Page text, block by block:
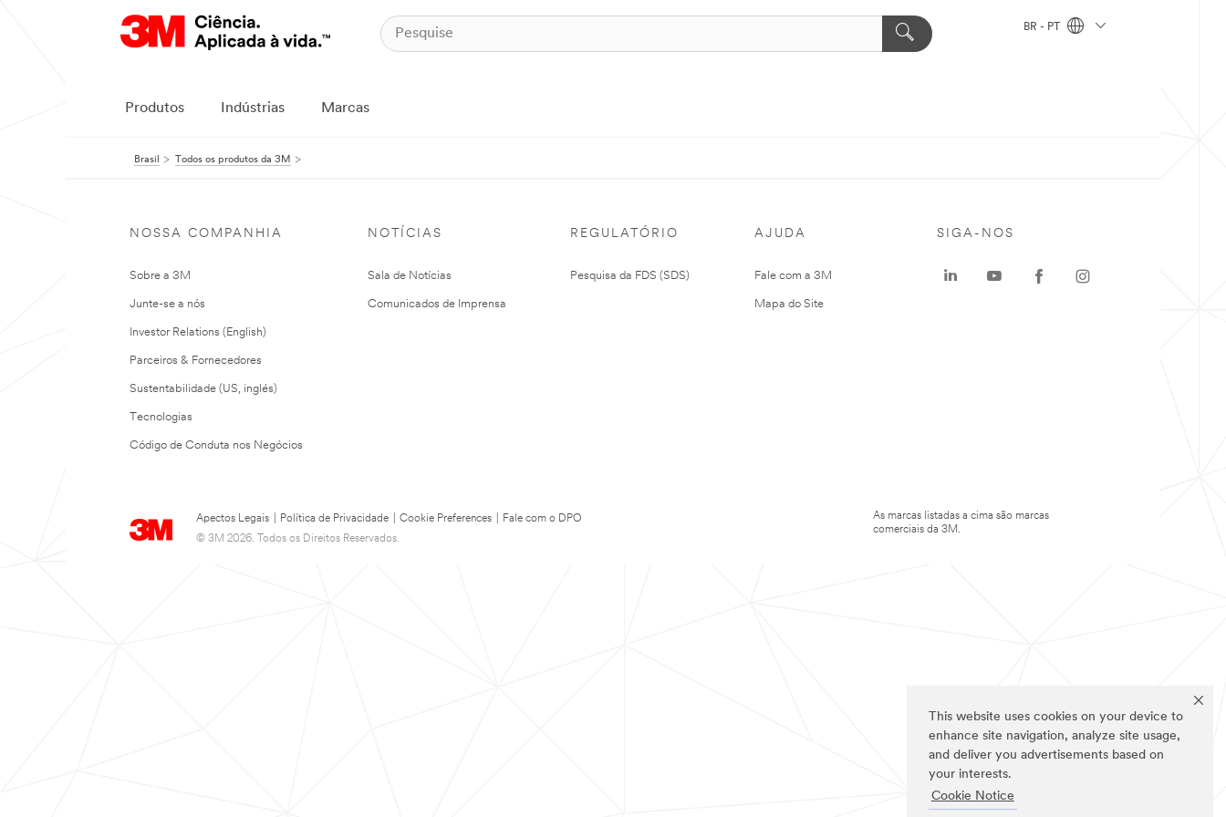
This website uses cookies on your device to
enhance site navigation, analyze site usage,
and deliver you advertisements based on
your interests.
Cookie Notice
BR - PT
Produtos Indústrias Marcas
Brasil Todos os produtos da 3M
NOSSA COMPANHIA
Sobre a 3M
Junte-se a nós
Investor Relations (English)
Parceiros & Fornecedores
Sustentabilidade (US, inglés)
Tecnologias
Código de Conduta nos Negócios
NOTÍCIAS
Sala de Notícias
Comunicados de Imprensa
REGULATÓRIO
Pesquisa da FDS (SDS)
AJUDA
Fale com a 3M
Mapa do Site
Apectos Legais Política de Privacidade Cookie Preferences
Fale com o DPO
© 3M 2026. Todos os Direitos Reservados.
SIGA-NOS
As marcas listadas a cima são marcas
comerciais da 3M.